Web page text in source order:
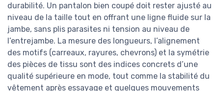
durabilité. Un pantalon bien coupé doit rester ajusté au
niveau de la taille tout en offrant une ligne fluide sur la
jambe, sans plis parasites ni tension au niveau de
l’entrejambe. La mesure des longueurs, l’alignement
des motifs (carreaux, rayures, chevrons) et la symétrie
des pièces de tissu sont des indices concrets d’une
qualité supérieure en mode, tout comme la stabilité du
vêtement après essayage et quelques mouvements